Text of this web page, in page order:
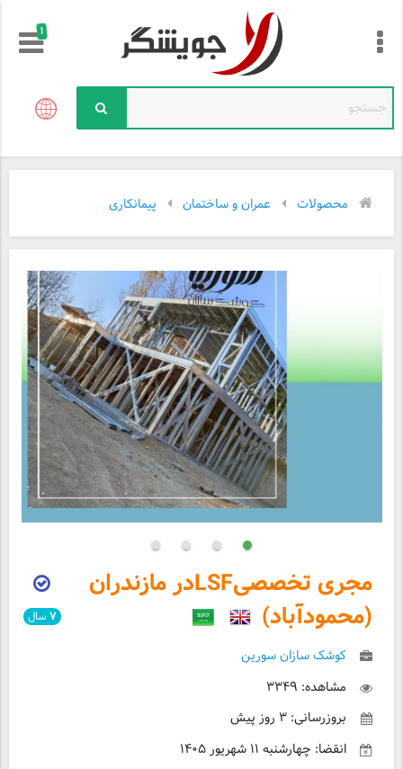
!
محصولات عمران و ساختمان پیمانکاری
مجری تخصصیLSFدر مازندران
(محمودآباد)
کوشک سازان سورین
مشاهده: ۳۳۴۹
بروزرسانی: ۳ روز پیش
انقضا: چهارشنبه ۱۱ شهریور ۱۴۰۵
۷ سال